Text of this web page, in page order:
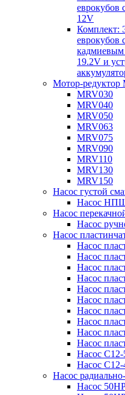
еврокубов
12V
Комплект:
еврокубов
19.2V и
Мотор-редуктор
MRV030
MRV040
MRV050
MRV063
MRV075
MRV090
MRV110
MRV130
MRV150
Насос густой
Насос
Насос
Насос
Насос
Насос
Насос
Насос
Насос
Насос
Насос
Насос
Насос
Насос
Насос
Насос С12-
Насос С12-
Насос
Насос